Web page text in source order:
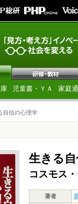
児童書・ＹＡ 家庭
自信の心理学
生きる
コスモス
著者